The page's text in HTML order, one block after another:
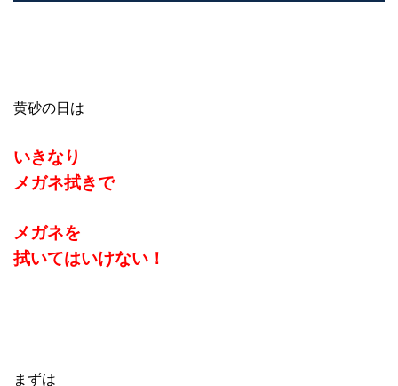
黄砂の日は
いきなり
メガネ拭きで
メガネを
拭いてはいけない！
まずは